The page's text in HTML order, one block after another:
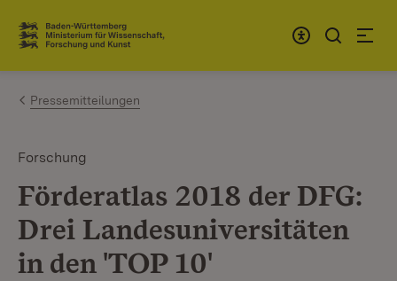
Zum Inhalt springen
Link zur Startseite
Pressemitteilungen
Forschung
Förderatlas 2018 der DFG:
Drei Landesuniversitäten
in den 'TOP 10'